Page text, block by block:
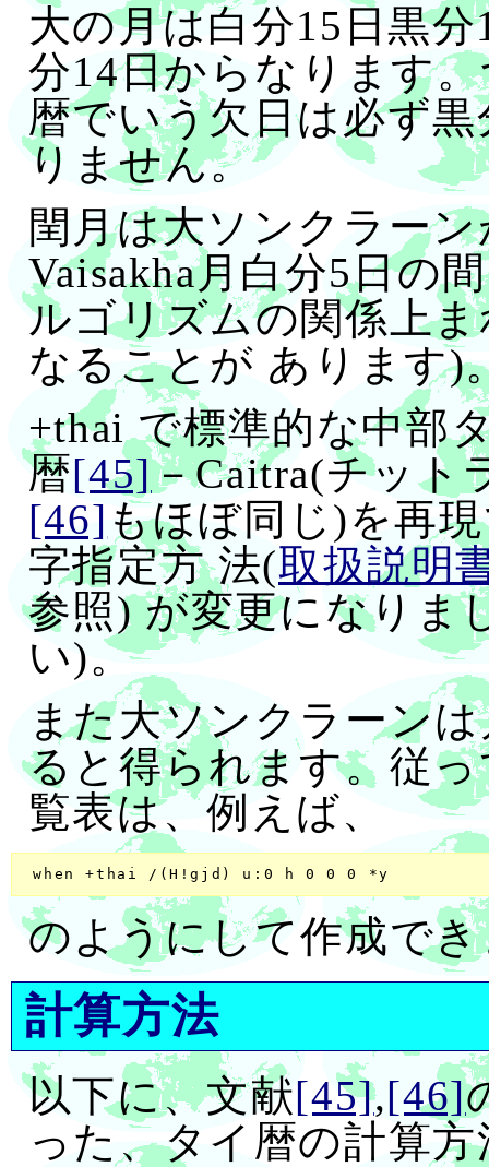
大の月は白分15日黒
分14日からなります
暦でいう欠日は必ず
りません。
閏月は大ソンクラー
Vaisakha月白分5日の
ルゴリズムの関係上ま
なることが あります)
+thai で標準的な中部
暦[45]－Caitra(チット
[46] もほぼ同じ)を再
字指定方 法(取扱説明
参照) が変更になりま
い)。
また大ソンクラーン
ると得られます。従
覧表は、例えば、
のようにして作成で
計算方法
以下に、文献[45],[46]
った、タイ暦の計算